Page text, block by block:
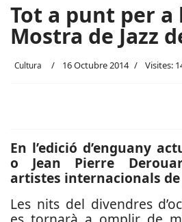
Tot a punt per a
Mostra de Jazz
Cultura 16 Octubre 2014 Visites:
En l’edició d’enguany
o Jean Pierre
artistes internacionals
Les nits del divendres